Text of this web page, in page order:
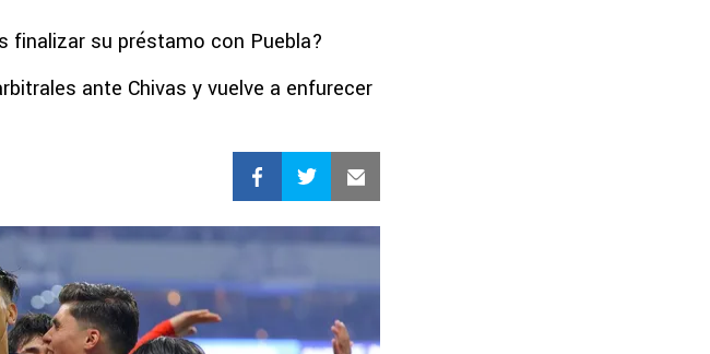
finalizar su préstamo con Puebla?
ante Chivas y vuelve a enfurecer